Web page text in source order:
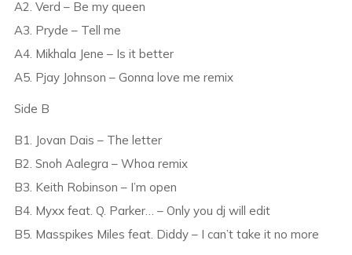
A2. Verd – Be my queen
A3. Pryde – Tell me
A4. Mikhala Jene – Is it better
A5. Pjay Johnson – Gonna love me remix
Side B
B1. Jovan Dais – The letter
B2. Snoh Aalegra – Whoa remix
B3. Keith Robinson – I’m open
B4. Myxx feat. Q. Parker… – Only you dj will edit
B5. Masspikes Miles feat. Diddy – I can’t take it no more